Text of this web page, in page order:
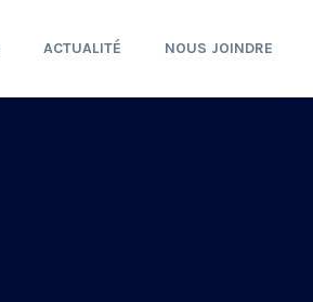
ACTUALITÉ NOUS JOINDRE